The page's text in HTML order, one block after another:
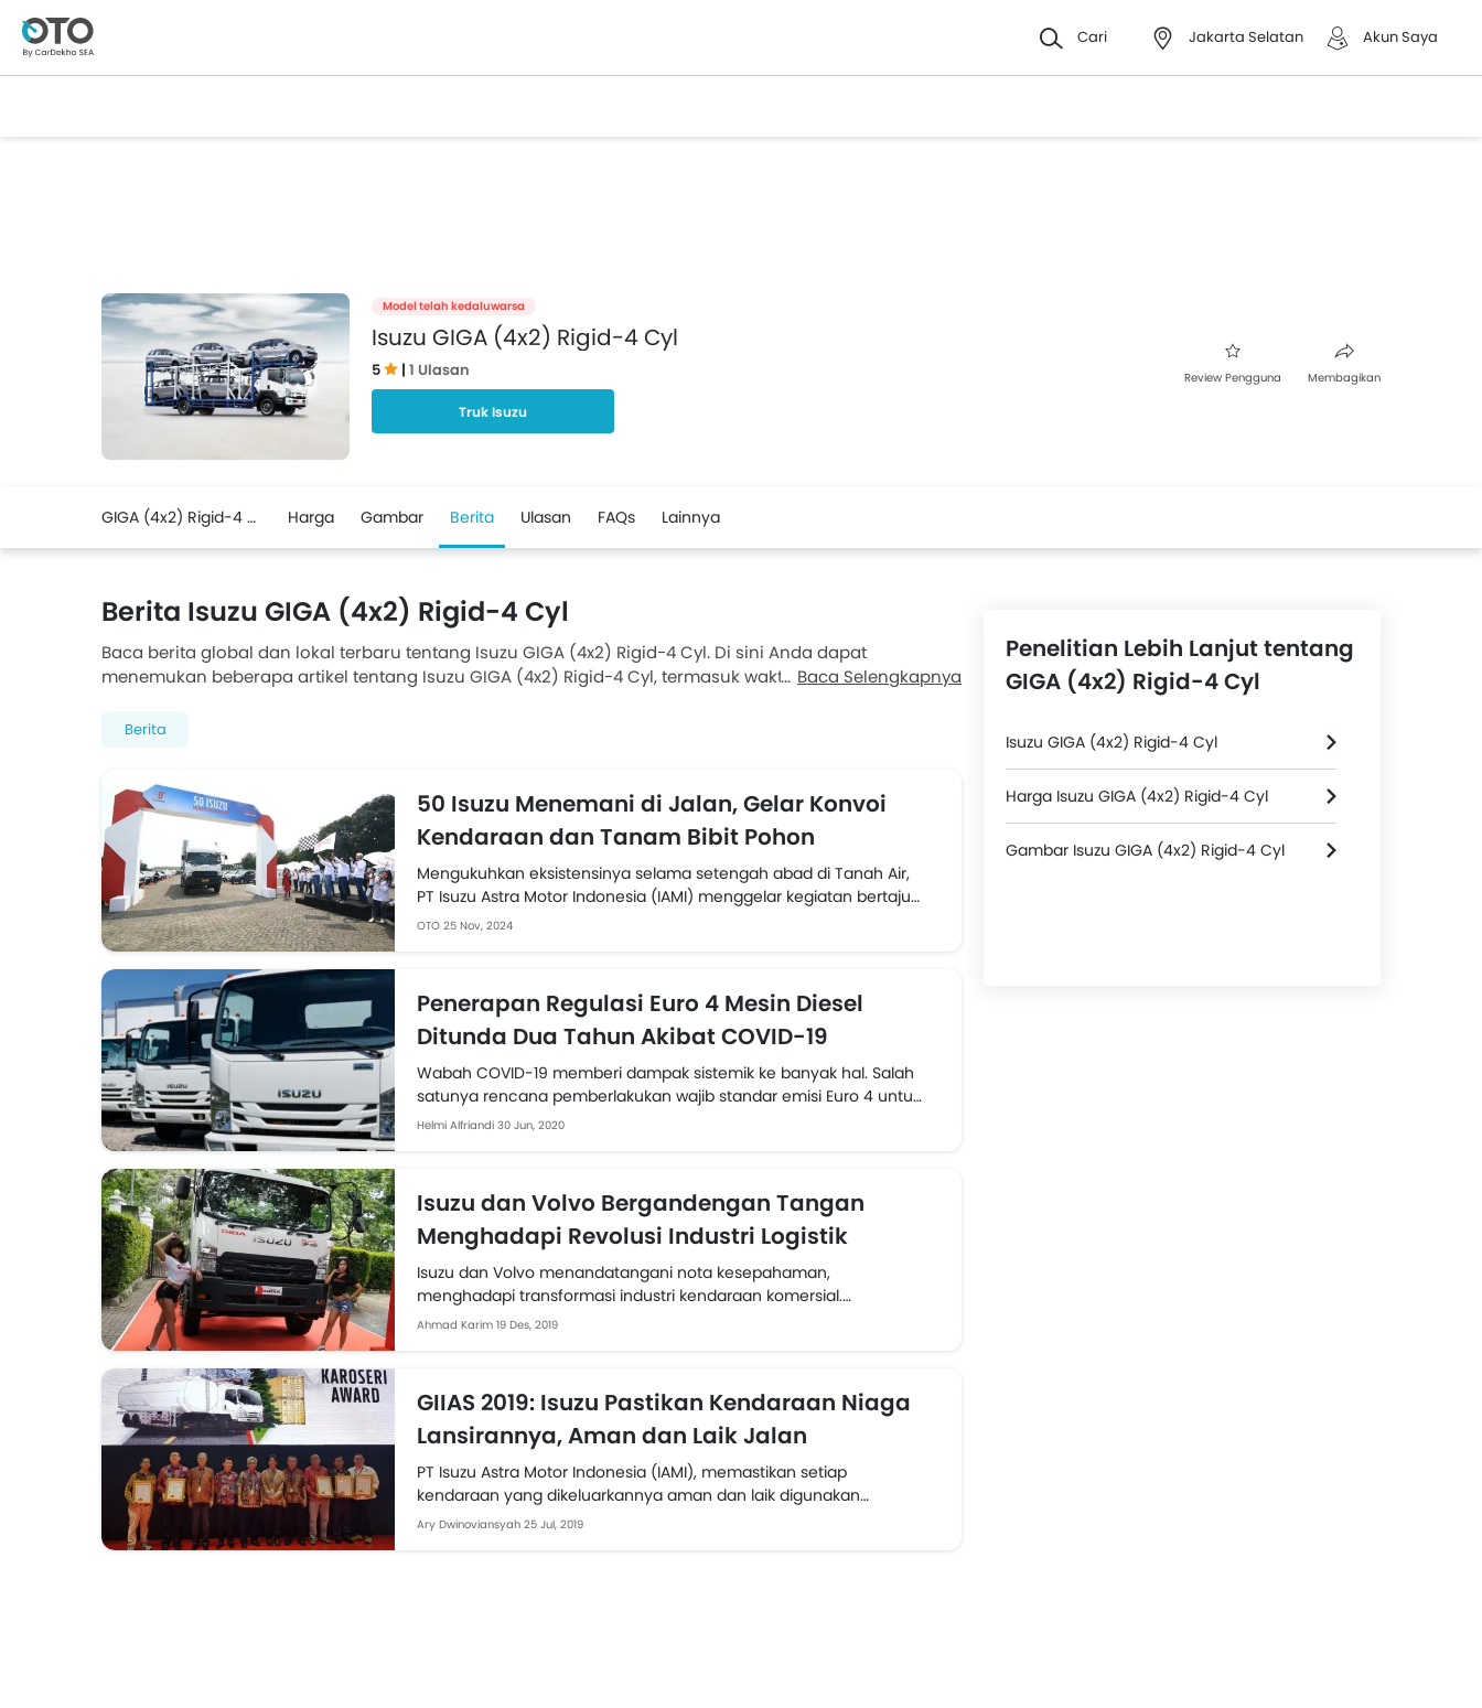
Cari Jakarta Selatan Akun Saya
Model telah kedaluwarsa
Isuzu GIGA (4x2) Rigid-4 Cyl
5 | 1 Ulasan
Truk Isuzu
Review Pengguna Membagikan
GIGA (4x2) Rigid-4 Cyl Harga Gambar Berita Ulasan FAQs Lainnya
Berita Isuzu GIGA (4x2) Rigid-4 Cyl
Baca berita global dan lokal terbaru tentang Isuzu GIGA (4x2) Rigid-4 Cyl. Di sini Anda dapat
menemukan beberapa artikel tentang Isuzu GIGA (4x2) Rigid-4 Cyl, termasuk waktu peluncuran,
Baca Selengkapnya
Berita
50 Isuzu Menemani di Jalan, Gelar Konvoi
Kendaraan dan Tanam Bibit Pohon
Mengukuhkan eksistensinya selama setengah abad di Tanah Air,
PT Isuzu Astra Motor Indonesia (IAMI) menggelar kegiatan bertajuk
‘50 Isuzu Menemani...
OTO 25 Nov, 2024
Penerapan Regulasi Euro 4 Mesin Diesel
Ditunda Dua Tahun Akibat COVID-19
Wabah COVID-19 memberi dampak sistemik ke banyak hal. Salah
satunya rencana pemberlakukan wajib standar emisi Euro 4 untuk
kendaraan diesel....
Helmi Alfriandi 30 Jun, 2020
Isuzu dan Volvo Bergandengan Tangan
Menghadapi Revolusi Industri Logistik
Isuzu dan Volvo menandatangani nota kesepahaman,
menghadapi transformasi industri kendaraan komersial.
Kemitraan antarkeduanya, diharapkan saling melengkapi, mulai
Ahmad Karim 19 Des, 2019
GIIAS 2019: Isuzu Pastikan Kendaraan Niaga
Lansirannya, Aman dan Laik Jalan
PT Isuzu Astra Motor Indonesia (IAMI), memastikan setiap
kendaraan yang dikeluarkannya aman dan laik digunakan
konsumen. Itu lantaran mereka telah...
Ary Dwinoviansyah 25 Jul, 2019
Penelitian Lebih Lanjut tentang
GIGA (4x2) Rigid-4 Cyl
Isuzu GIGA (4x2) Rigid-4 Cyl
Harga Isuzu GIGA (4x2) Rigid-4 Cyl
Gambar Isuzu GIGA (4x2) Rigid-4 Cyl